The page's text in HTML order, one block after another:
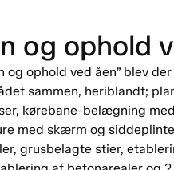
og ophold
og ophold ved åen” blev
sammen, heriblandt;
kørebane-belægning
med skærm og
grusbelagte stier,